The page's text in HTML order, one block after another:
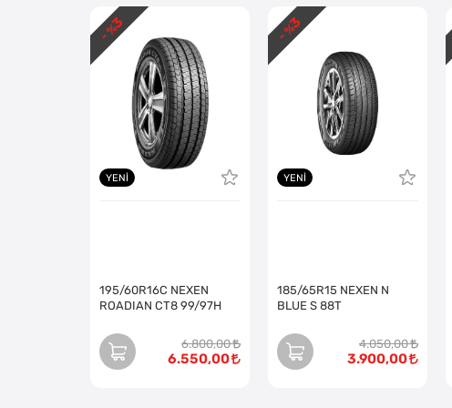
YENI
195/60R16C NEXEN
ROADIAN CT8 99/97H
6.800,00
6.550,00
- %
3
YENI
185/65R15 NEXEN N
BLUE S 88T
4.050,00
3.900,00
- %
3